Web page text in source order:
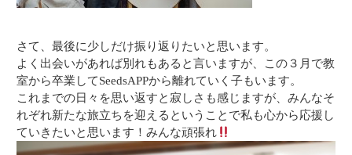
さて、最後に少しだけ振り返りたいと思います。
よく出会いがあれば別れもあると言いますが、この３月で教
室から卒業してSeedsAPPから離れていく子もいます。
これまでの日々を思い返すと寂しさも感じますが、みんなそ
れぞれ新たな旅立ちを迎えるということで私も心から応援し
ていきたいと思います！みんな頑張れ